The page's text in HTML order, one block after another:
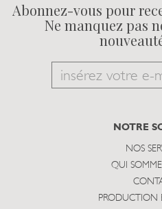
Abonnez-vous pour
Ne manquez pas
Email
subscribe
NOTRE
NOS
QUI
PRODUCTION